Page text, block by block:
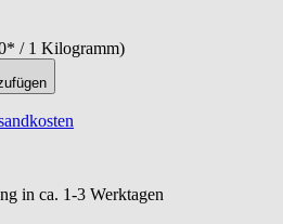
/ 1 Kilogramm)
in ca. 1-3 Werktagen